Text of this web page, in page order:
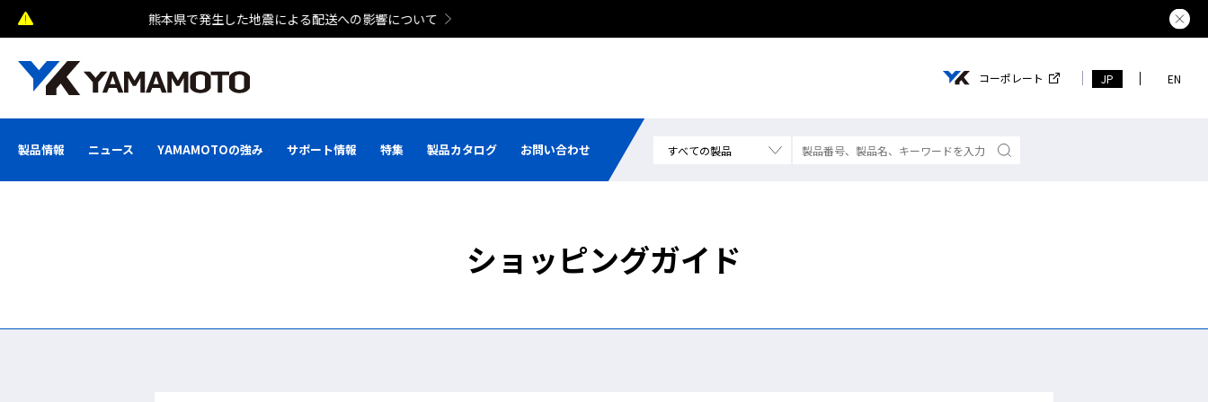
熊本県で発生した地震による配送への影響について 夏季休
コーポレート JP EN
製品情報 ニュース YAMAMOTOの強み サポート情報 特集 製品カタログ お問い合わせ
ショッピングガイド